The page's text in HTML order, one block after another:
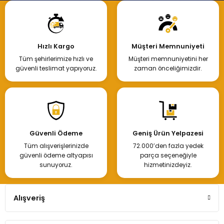
Hızlı Kargo
Tüm şehirlerimize hızlı ve
güvenli teslimat yapıyoruz.
Müşteri Memnuniyeti
Müşteri memnuniyetini her
zaman önceliğimizdir.
Güvenli Ödeme
Tüm alışverişlerinizde
güvenli ödeme altyapısı
sunuyoruz.
Geniş Ürün Yelpazesi
72.000’den fazla yedek
parça seçeneğiyle
hizmetinizdeyiz.
Alışveriş